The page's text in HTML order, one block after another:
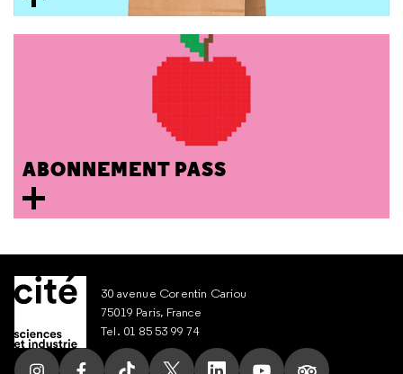
ABONNEMENT PASS
30 avenue Corentin Cariou
75019 Paris, France
Tel. 01 85 53 99 74